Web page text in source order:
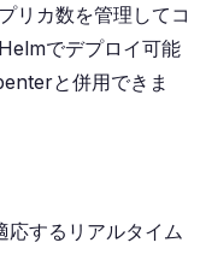
リカ数を管理してコ
でデプロイ可能
と併用できま
応するリアルタイム